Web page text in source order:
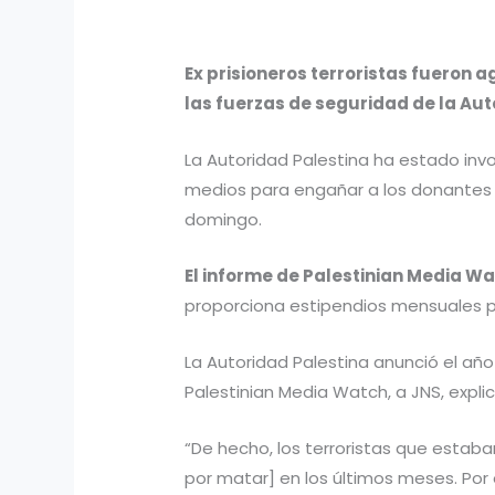
Ex prisioneros terroristas fueron
las fuerzas de seguridad de la
La Autoridad Palestina ha estado
medios para engañar a los
domingo.
El informe de Palestinian Media
proporciona estipendios mensuales
La Autoridad Palestina anunció el
Palestinian Media Watch, a JNS,
“De hecho, los terroristas que
por matar] en los últimos meses.